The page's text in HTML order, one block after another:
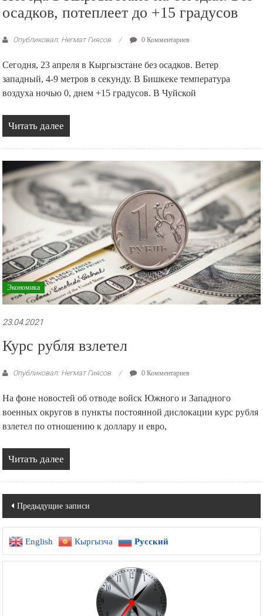
осадков, потеплеет до +15 градусов
Опубликовал: Негмат Гиясов 0 Комментариев
Сегодня, 23 апреля в Кыргызстане без осадков. Ветер
западный, 4-9 метров в секунду. В Бишкеке температура
воздуха ночью 0, днем +15 градусов. В Чуйской
Читать далее
Экономика
23.04.2021
Курс рубля взлетел
Опубликовал: Негмат Гиясов 0 Комментариев
На фоне новостей об отводе войск Южного и Западного
военных округов в пункты постоянной дислокации курс рубля
взлетел по отношению к доллару и евро,
Читать далее
Навигация
по
записям
Предыдущие записи
English Кыргызча Русский